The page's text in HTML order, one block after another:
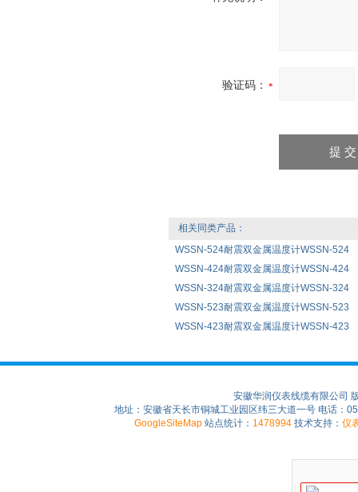
验证码：
相关同类产品：
WSSN-524耐震双金属温度计WSSN-524
WSSN-424耐震双金属温度计WSSN-424
WSSN-324耐震双金属温度计WSSN-324
WSSN-523耐震双金属温度计WSSN-523
WSSN-423耐震双金属温度计WSSN-423
安徽华润仪表线缆有限公司
地址：安徽省天长市铜城工业园区纬三大道一号 电话：
GoogleSiteMap 站点统计： 1478994 技术支持： 仪